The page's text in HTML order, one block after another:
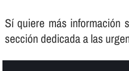
Sí­ quiere más información
sección dedicada a las